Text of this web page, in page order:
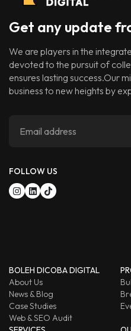
Get any update
We are players in the
devoted to the pursuit of
ensures lasting success.Our
business to new heights by
FOLLOW US
BOLEH DICOBA DIGITAL
About Us
News & Blog
Case Studies
Web & SEO Audit